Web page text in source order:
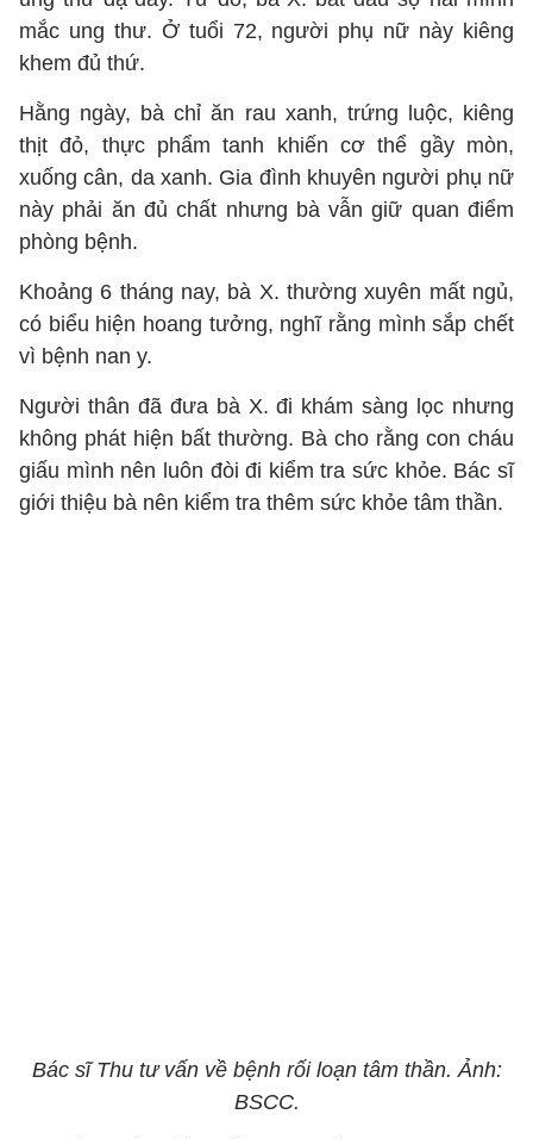
mắc ung thư. Ở tuổi 72, người phụ nữ này kiêng
khem đủ thứ.
Hằng ngày, bà chỉ ăn rau xanh, trứng luộc, kiêng
thịt đỏ, thực phẩm tanh khiến cơ thể gầy mòn,
xuống cân, da xanh. Gia đình khuyên người phụ nữ
này phải ăn đủ chất nhưng bà vẫn giữ quan điểm
phòng bệnh.
Khoảng 6 tháng nay, bà X. thường xuyên mất ngủ,
có biểu hiện hoang tưởng, nghĩ rằng mình sắp chết
vì bệnh nan y.
Người thân đã đưa bà X. đi khám sàng lọc nhưng
không phát hiện bất thường. Bà cho rằng con cháu
giấu mình nên luôn đòi đi kiểm tra sức khỏe. Bác sĩ
giới thiệu bà nên kiểm tra thêm sức khỏe tâm thần.
Bác sĩ Thu tư vấn về bệnh rối loạn tâm thần. Ảnh:
BSCC.